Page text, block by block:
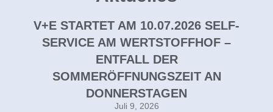
V+E STARTET AM 10.07.2026 SELF-
SERVICE AM WERTSTOFFHOF –
ENTFALL DER
SOMMERÖFFNUNGSZEIT AN
DONNERSTAGEN
Juli 9, 2026